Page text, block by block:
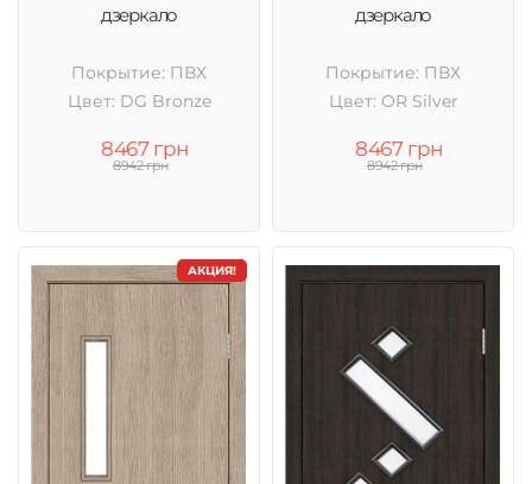
дзеркало
Покрытие: ПВХ
Цвет: DG Bronze
8467 грн
8942 грн
дзеркало
Покрытие: ПВХ
Цвет: OR Silver
8467 грн
8942 грн
АКЦИЯ!